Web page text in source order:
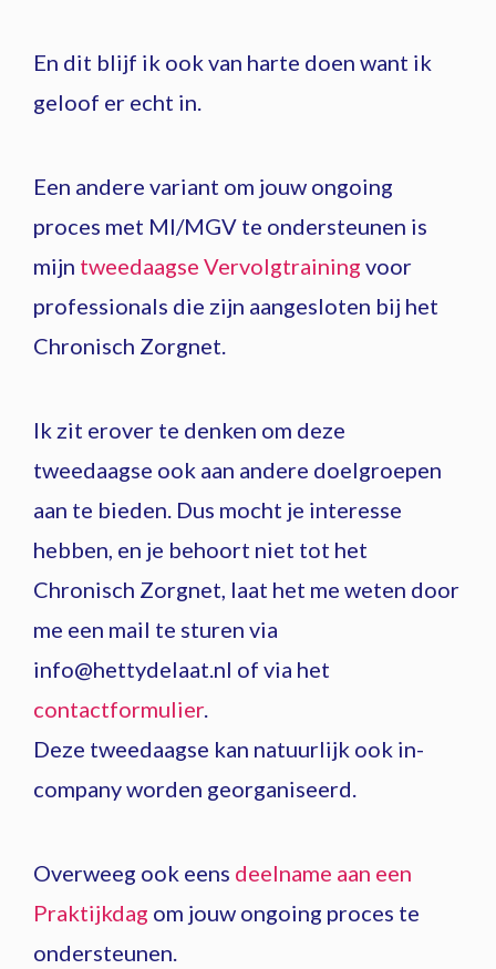
En dit blijf ik ook van harte doen want ik
geloof er echt in.
Een andere variant om jouw ongoing
proces met MI/MGV te ondersteunen is
mijn tweedaagse Vervolgtraining voor
professionals die zijn aangesloten bij het
Chronisch Zorgnet.
Ik zit erover te denken om deze
tweedaagse ook aan andere doelgroepen
aan te bieden. Dus mocht je interesse
hebben, en je behoort niet tot het
Chronisch Zorgnet, laat het me weten door
me een mail te sturen via
info@hettydelaat.nl of via het
contactformulier.
Deze tweedaagse kan natuurlijk ook in-
company worden georganiseerd.
Overweeg ook eens deelname aan een
Praktijkdag om jouw ongoing proces te
ondersteunen.